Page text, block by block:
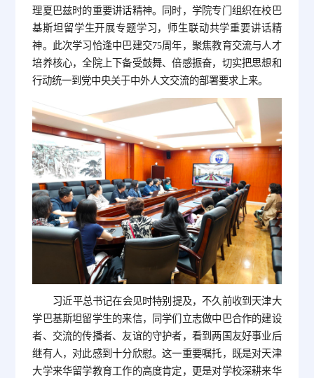
理夏巴兹时的重要讲话精神。同时，学院专门组织在校巴
基斯坦留学生开展专题学习，师生联动共学重要讲话精
神。此次学习恰逢中巴建交75周年，聚焦教育交流与人才
培养核心，全院上下备受鼓舞、倍感振奋，切实把思想和
行动统一到党中央关于中外人文交流的部署要求上来。
习近平总书记在会见时特别提及，不久前收到天津大
学巴基斯坦留学生的来信，同学们立志做中巴合作的建设
者、交流的传播者、友谊的守护者，看到两国友好事业后
继有人，对此感到十分欣慰。这一重要嘱托，既是对天津
大学来华留学教育工作的高度肯定，更是对学校深耕来华